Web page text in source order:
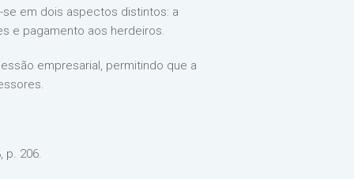
em dois aspectos distintos: a
e pagamento aos herdeiros.
empresarial, permitindo que a
p. 206.